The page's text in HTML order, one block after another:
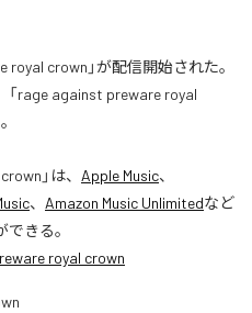
crown」が配信開始された。
rage against preware royal
」は、 Apple Music、
、 Amazon Music Unlimitedなど
きる。
royal crown